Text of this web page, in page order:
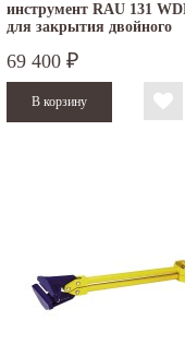
инструмент RAU 131
для закрытия двойного
69 400 ₽